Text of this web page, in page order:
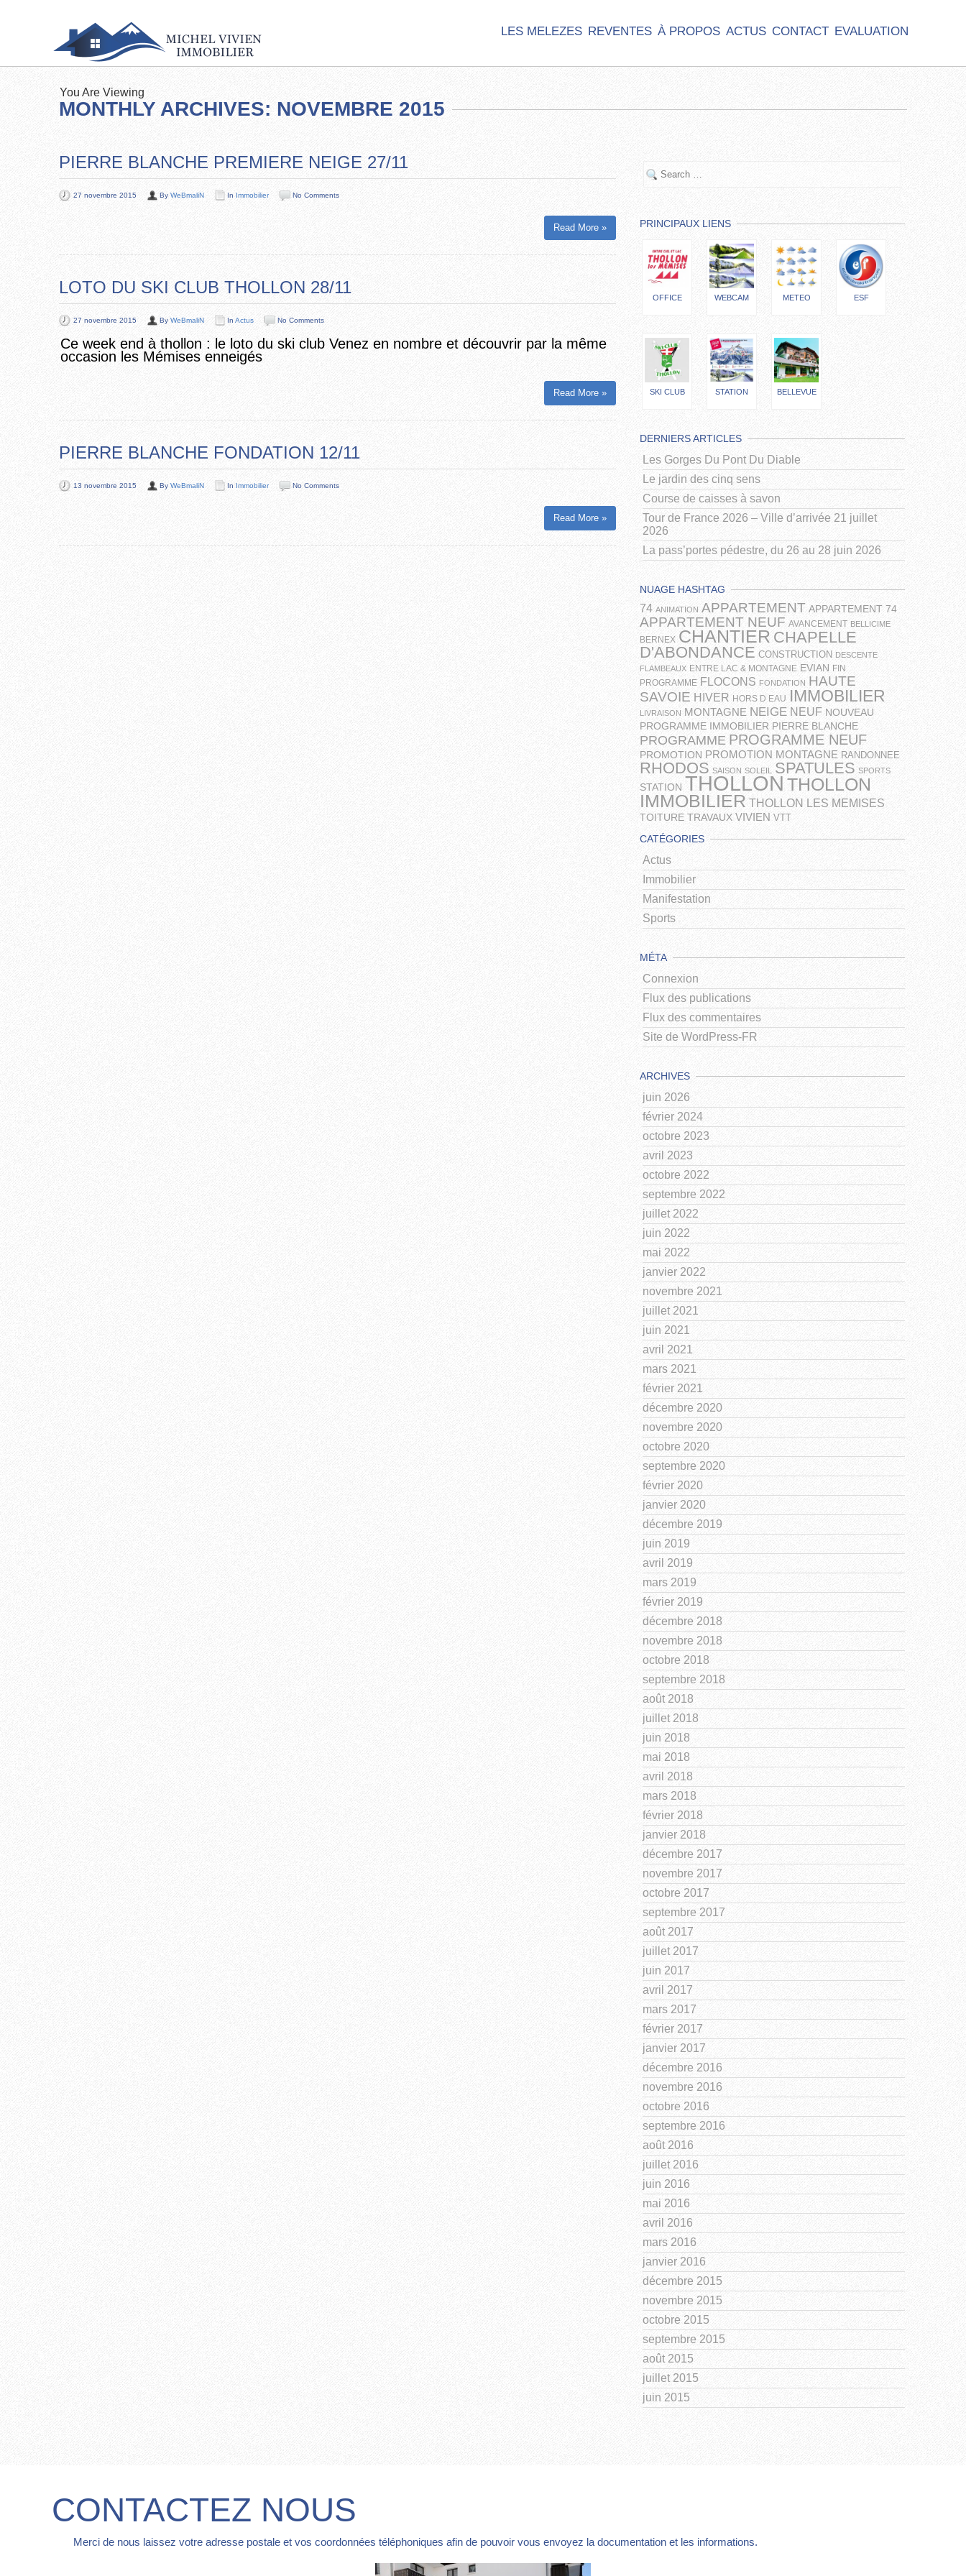
LES MELEZES REVENTES À PROPOS ACTUS CONTACT EVALUATION
You Are Viewing
MONTHLY ARCHIVES: NOVEMBRE 2015
PIERRE BLANCHE PREMIERE NEIGE 27/11
27 novembre 2015 By WeBmaliN In Immobilier No Comments
Read More »
LOTO DU SKI CLUB THOLLON 28/11
27 novembre 2015 By WeBmaliN In Actus No Comments
Ce week end à thollon : le loto du ski club Venez en nombre et découvrir par la même
occasion les Mémises enneigés
Read More »
PIERRE BLANCHE FONDATION 12/11
13 novembre 2015 By WeBmaliN In Immobilier No Comments
Read More »
PRINCIPAUX LIENS
OFFICE WEBCAM METEO ESF
SKI CLUB STATION BELLEVUE
DERNIERS ARTICLES
Les Gorges Du Pont Du Diable
Le jardin des cinq sens
Course de caisses à savon
Tour de France 2026 – Ville d’arrivée 21 juillet
2026
La pass’portes pédestre, du 26 au 28 juin 2026
NUAGE HASHTAG
74 ANIMATION APPARTEMENT APPARTEMENT 74
APPARTEMENT NEUF AVANCEMENT BELLICIME
BERNEX CHANTIER CHAPELLE
D'ABONDANCE CONSTRUCTION DESCENTE
FLAMBEAUX ENTRE LAC & MONTAGNE EVIAN FIN
PROGRAMME FLOCONS FONDATION HAUTE
SAVOIE HIVER HORS D EAU IMMOBILIER
LIVRAISON MONTAGNE NEIGE NEUF NOUVEAU
PROGRAMME IMMOBILIER PIERRE BLANCHE
PROGRAMME PROGRAMME NEUF
PROMOTION PROMOTION MONTAGNE RANDONNEE
RHODOS SAISON SOLEIL SPATULES SPORTS
STATION THOLLON THOLLON
IMMOBILIER THOLLON LES MEMISES
TOITURE TRAVAUX VIVIEN VTT
CATÉGORIES
Actus
Immobilier
Manifestation
Sports
MÉTA
Connexion
Flux des publications
Flux des commentaires
Site de WordPress-FR
ARCHIVES
juin 2026
février 2024
octobre 2023
avril 2023
octobre 2022
septembre 2022
juillet 2022
juin 2022
mai 2022
janvier 2022
novembre 2021
juillet 2021
juin 2021
avril 2021
mars 2021
février 2021
décembre 2020
novembre 2020
octobre 2020
septembre 2020
février 2020
janvier 2020
décembre 2019
juin 2019
avril 2019
mars 2019
février 2019
décembre 2018
novembre 2018
octobre 2018
septembre 2018
août 2018
juillet 2018
juin 2018
mai 2018
avril 2018
mars 2018
février 2018
janvier 2018
décembre 2017
novembre 2017
octobre 2017
septembre 2017
août 2017
juillet 2017
juin 2017
avril 2017
mars 2017
février 2017
janvier 2017
décembre 2016
novembre 2016
octobre 2016
septembre 2016
août 2016
juillet 2016
juin 2016
mai 2016
avril 2016
mars 2016
janvier 2016
décembre 2015
novembre 2015
octobre 2015
septembre 2015
août 2015
juillet 2015
juin 2015
CONTACTEZ NOUS
Merci de nous laissez votre adresse postale et vos coordonnées téléphoniques afin de pouvoir vous envoyez la documentation et les informations.